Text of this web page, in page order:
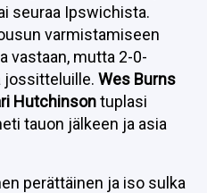
seuraa Ipswichista.
varmistamiseen
vastaan, mutta 2-0-
jossitteluille. Wes Burns
Hutchinsontuplasi
tauon jälkeen ja asia
perättäinen ja iso sulka